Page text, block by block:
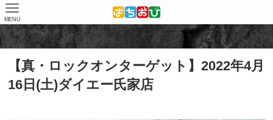
MENU
ホーム 店舗（結果） ダイエー氏家店
【真・ロックオンターゲット】2022年4月
16日(土)ダイエー氏家店